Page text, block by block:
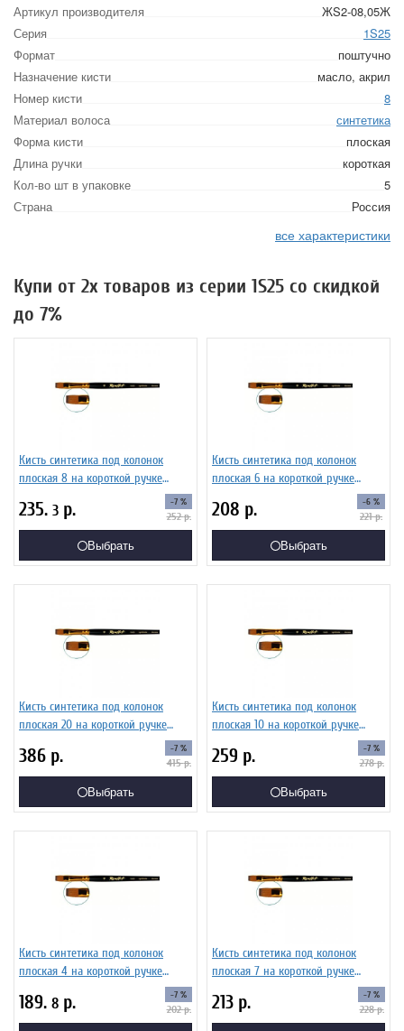
Артикул производителя
ЖS2-08,05Ж
Серия
1S25
Формат
поштучно
Назначение кисти
масло, акрил
Номер кисти
8
Материал волоса
синтетика
Форма кисти
плоская
Длина ручки
короткая
Кол-во шт в упаковке
5
Страна
Россия
все характеристики
Купи от 2х товаров из серии 1S25 со скидкой
до 7%
Кисть синтетика под колонок
плоская 8 на короткой ручке
235. 3 р. -7 %
252р.
Выбрать
Кисть синтетика под колонок
плоская 6 на короткой ручке
208 р. -6 %
221р.
Выбрать
Кисть синтетика под колонок
плоская 20 на короткой ручке
386 р. -7 %
415р.
Выбрать
Кисть синтетика под колонок
плоская 10 на короткой ручке
259 р. -7 %
278р.
Выбрать
Кисть синтетика под колонок
плоская 4 на короткой ручке
189. 8 р. -7 %
202р.
Кисть синтетика под колонок
плоская 7 на короткой ручке
213 р. -7 %
228р.